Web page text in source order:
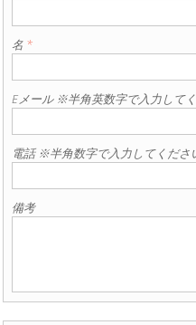
名 *
Eメール ※半角英数字で入力して
電話 ※半角数字で入力してくださ
備考